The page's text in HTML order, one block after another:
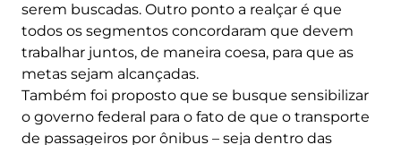
serem buscadas. Outro ponto a realçar é que
todos os segmentos concordaram que devem
trabalhar juntos, de maneira coesa, para que as
metas sejam alcançadas.
Também foi proposto que se busque sensibilizar
o governo federal para o fato de que o transporte
de passageiros por ônibus – seja dentro das